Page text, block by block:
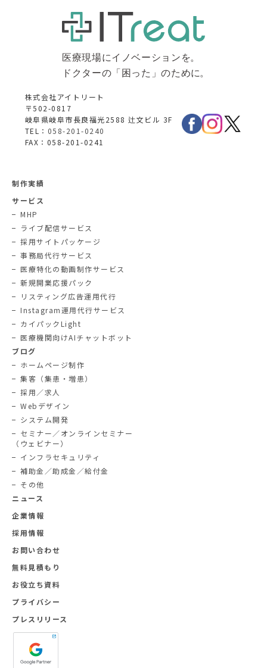
株式会社アイトリート
〒502-0817
岐阜県岐阜市長良福光2588 辻文ビル 3F
TEL： 058-201-0240
FAX：058-201-0241
制作実績
サービス
MHP
ライブ配信サービス
採用サイトパッケージ
事務局代行サービス
医療特化の動画制作サービス
新規開業応援パック
リスティング広告運用代行
Instagram運用代行サービス
カイパックLight
医療機関向けAIチャットボット
ブログ
ホームページ制作
集客（集患・増患）
採用／求人
Webデザイン
システム開発
セミナー／オンラインセミナー
（ウェビナー）
インフラセキュリティ
補助金／助成金／給付金
その他
ニュース
企業情報
採用情報
お問い合わせ
無料見積もり
お役立ち資料
プライバシー
プレスリリース